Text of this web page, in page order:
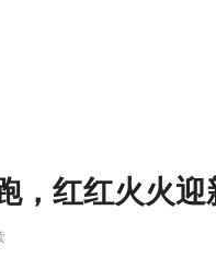
，红红火火